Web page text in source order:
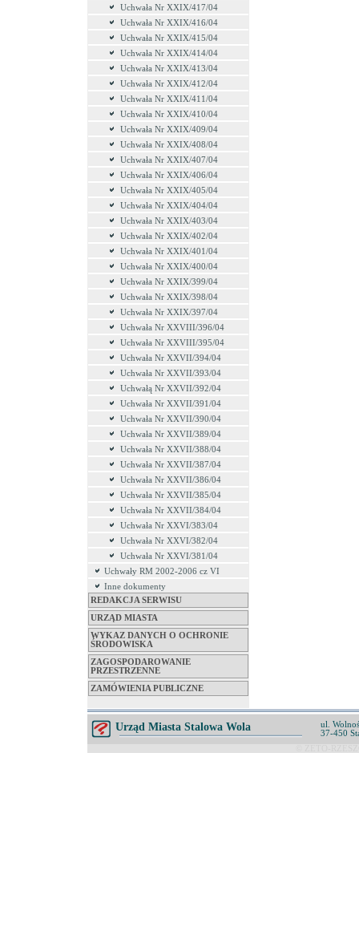
Uchwała Nr XXIX/417/04
Uchwała Nr XXIX/416/04
Uchwała Nr XXIX/415/04
Uchwała Nr XXIX/414/04
Uchwała Nr XXIX/413/04
Uchwała Nr XXIX/412/04
Uchwała Nr XXIX/411/04
Uchwała Nr XXIX/410/04
Uchwała Nr XXIX/409/04
Uchwała Nr XXIX/408/04
Uchwała Nr XXIX/407/04
Uchwała Nr XXIX/406/04
Uchwała Nr XXIX/405/04
Uchwała Nr XXIX/404/04
Uchwała Nr XXIX/403/04
Uchwała Nr XXIX/402/04
Uchwała Nr XXIX/401/04
Uchwała Nr XXIX/400/04
Uchwała Nr XXIX/399/04
Uchwała Nr XXIX/398/04
Uchwała Nr XXIX/397/04
Uchwała Nr XXVIII/396/04
Uchwała Nr XXVIII/395/04
Uchwała Nr XXVII/394/04
Uchwała Nr XXVII/393/04
Uchwałą Nr XXVII/392/04
Uchwała Nr XXVII/391/04
Uchwała Nr XXVII/390/04
Uchwała Nr XXVII/389/04
Uchwała Nr XXVII/388/04
Uchwała Nr XXVII/387/04
Uchwała Nr XXVII/386/04
Uchwała Nr XXVII/385/04
Uchwała Nr XXVII/384/04
Uchwała Nr XXVI/383/04
Uchwała Nr XXVI/382/04
Uchwała Nr XXVI/381/04
Uchwały RM 2002-2006 cz VI
Inne dokumenty
REDAKCJA SERWISU
URZĄD MIASTA
WYKAZ DANYCH O OCHRONIE
ŚRODOWISKA
ZAGOSPODAROWANIE
PRZESTRZENNE
ZAMÓWIENIA PUBLICZNE
Urząd Miasta Stalowa Wola
ul.
37-450